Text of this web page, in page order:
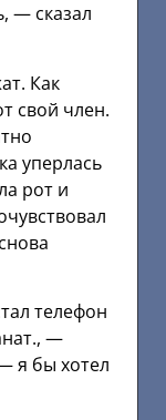
— сказал
Как
свой член.
уперлась
рот и
телефон
—
я бы хотел